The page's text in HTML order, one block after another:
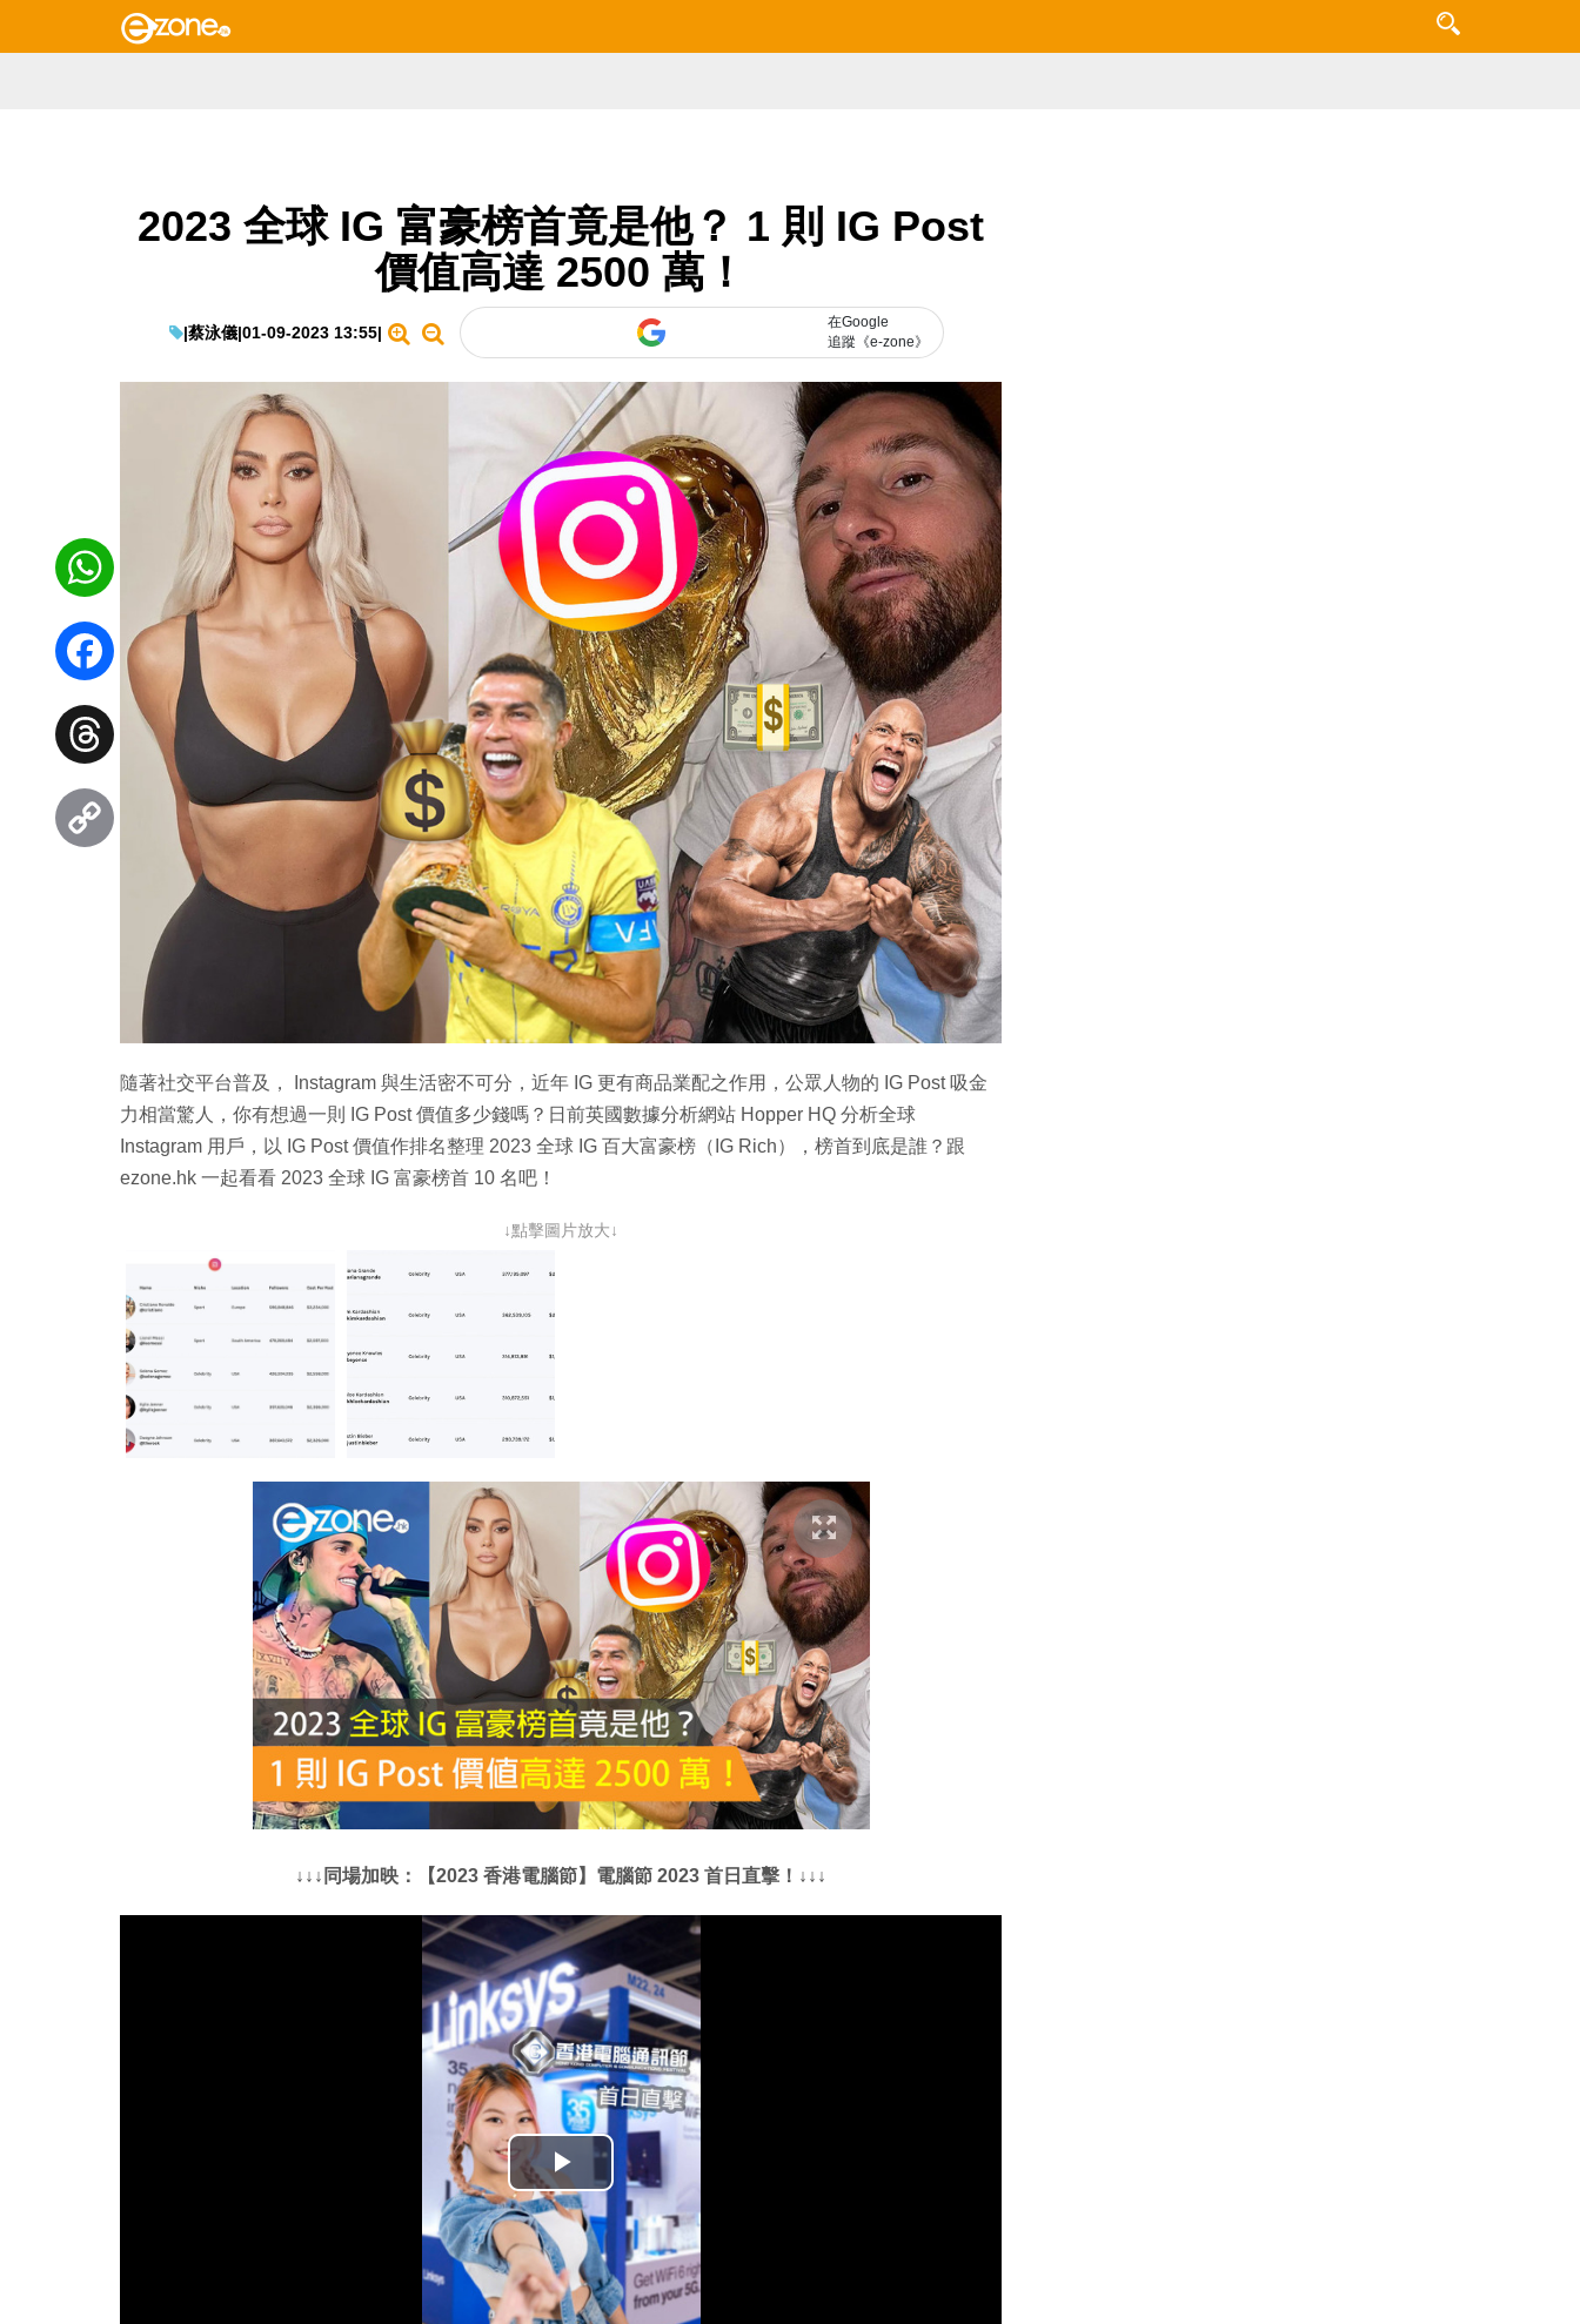
2023 全球 IG 富豪榜首竟是他？ 1 則 IG Post
價值高達 2500 萬！
|蔡泳儀|01-09-2023 13:55|
在Google
追蹤《e-zone》
隨著社交平台普及， Instagram 與生活密不可分，近年 IG 更有商品業配之作用，公眾人物的 IG Post 吸金
力相當驚人，你有想過一則 IG Post 價值多少錢嗎？日前英國數據分析網站 Hopper HQ 分析全球
Instagram 用戶，以 IG Post 價值作排名整理 2023 全球 IG 百大富豪榜（IG Rich），榜首到底是誰？跟
ezone.hk 一起看看 2023 全球 IG 富豪榜首 10 名吧！
↓點擊圖片放大↓
↓↓↓同場加映：【2023 香港電腦節】電腦節 2023 首日直擊！↓↓↓
播
放
影
WhatsApp
Facebook
Threads